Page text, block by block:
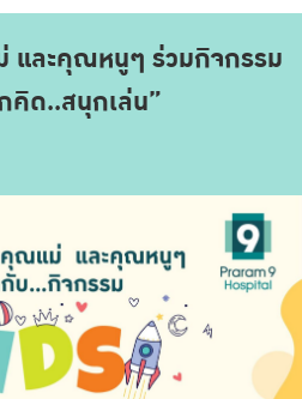
ละคุณหนูๆ ร่วมกิจกรรม
คิด..สนุกเล่น”